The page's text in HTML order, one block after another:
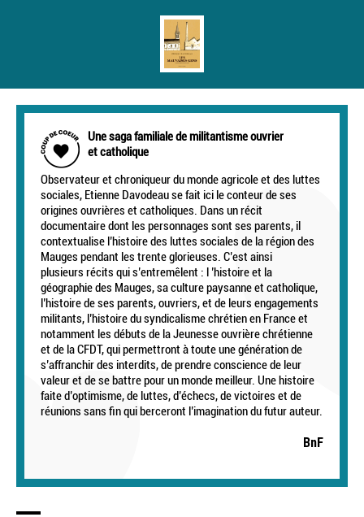
Une saga familiale de militantisme ouvrier
et catholique
Observateur et chroniqueur du monde agricole et des luttes
sociales, Etienne Davodeau se fait ici le conteur de ses
origines ouvrières et catholiques. Dans un récit
documentaire dont les personnages sont ses parents, il
contextualise l’histoire des luttes sociales de la région des
Mauges pendant les trente glorieuses. C’est ainsi
plusieurs récits qui s’entremêlent : l ’histoire et la
géographie des Mauges, sa culture paysanne et catholique,
l’histoire de ses parents, ouvriers, et de leurs engagements
militants, l’histoire du syndicalisme chrétien en France et
notamment les débuts de la Jeunesse ouvrière chrétienne
et de la CFDT, qui permettront à toute une génération de
s’affranchir des interdits, de prendre conscience de leur
valeur et de se battre pour un monde meilleur. Une histoire
faite d’optimisme, de luttes, d’échecs, de victoires et de
réunions sans fin qui berceront l’imagination du futur auteur.
BnF